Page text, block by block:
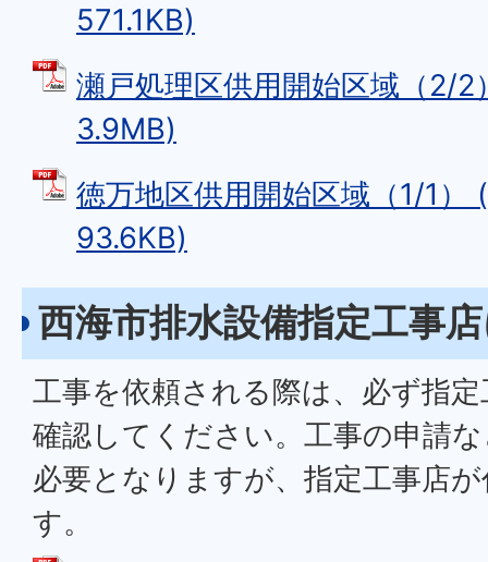
571.1KB)
瀬戸処理区供用開始区域（2/2
3.9MB)
徳万地区供用開始区域（1/1）
93.6KB)
西海市排水設備指定工事
工事を依頼される際は、必ず指
確認してください。工事の申請
必要となりますが、指定工事店
す。